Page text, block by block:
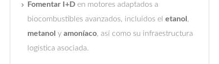
Fomentar I+D en motores adaptados a
biocombustibles avanzados, incluidos el etanol ,
metanol y amoníaco, así como su infraestructura
logística asociada.